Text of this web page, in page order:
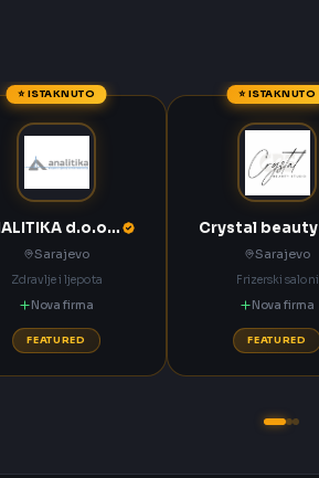
⭐ ISTAKNUTO
ANALITIKA d.o.o. Sarajevo
Sarajevo
Zdravlje i ljepota
Nova firma
FEATURED
⭐ ISTAKNUTO
Sarajevo
Frizerski saloni
Nova firma
FEATURED